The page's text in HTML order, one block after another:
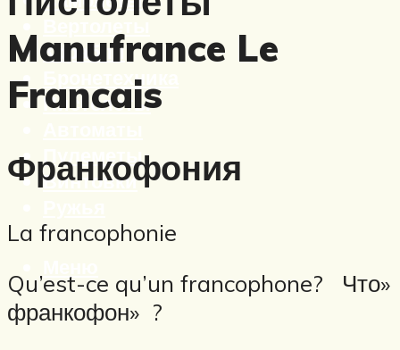
Корабли
Бронетехника
Пистолеты
Пулеметы
Винтовки
Manufrance Le
Francais
Франкофония
La francophonie
Qu’est-ce qu’un francophone? Что»
франкофон» ?